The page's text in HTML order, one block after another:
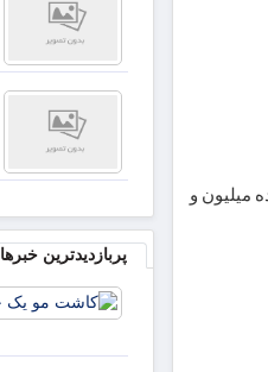
و دویست هزار) تومان به ۱۱۲,۸۰۰,۰۰۰ (یکصد و دوازده میلیون و
پربازدیدترین خبرها